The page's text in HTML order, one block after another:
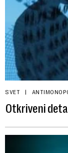
SVET
Otkriveni